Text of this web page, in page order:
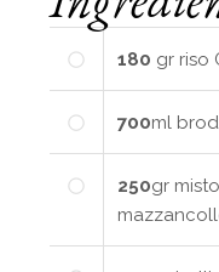
180 gr riso
700ml
250gr